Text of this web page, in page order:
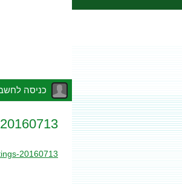
כניסה
20160713-meetings
20160713-meetings